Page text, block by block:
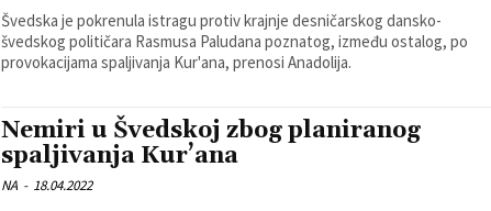
Švedska je pokrenula istragu protiv krajnje desničarskog dansko-
švedskog političara Rasmusa Paludana poznatog, između ostalog, po
provokacijama spaljivanja Kur'ana, prenosi Anadolija.
Nemiri u Švedskoj zbog planiranog
spaljivanja Kur’ana
NA - 18.04.2022